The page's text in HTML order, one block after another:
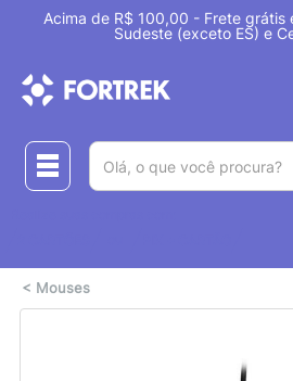
Acima de R$ 100,00 - Frete grátis
Sudeste (exceto ES) e
< Mouses